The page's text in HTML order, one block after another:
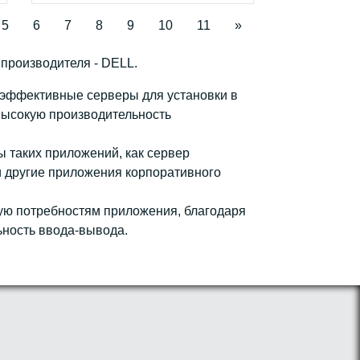
5 6 7 8 9 10 11 »
- DELL.
серверы для установки в
производительность
приложений, как сервер
приложения корпоративного
потребностям приложения, благодаря
ввода-вывода.